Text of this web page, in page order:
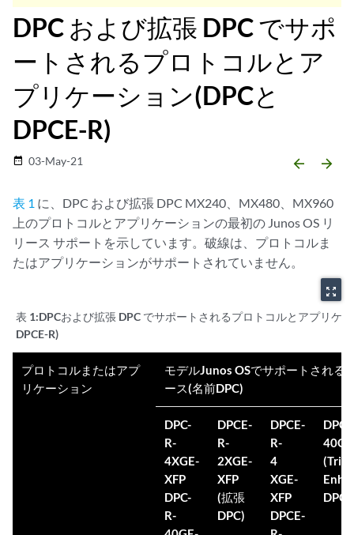
DPC および拡張 DPC でサポ
ートされるプロトコルとア
プリケーション(DPCと
DPCE-R)
date_range 03-May-21 arrow_backward arrow_forward
表 1 に、DPC および拡張 DPC MX240、MX480、MX960
上のプロトコルとアプリケーションの最初の Junos OS リ
リース サポートを示しています。破線は、プロトコルま
たはアプリケーションがサポートされていません。
zoom_out_map
表 1:DPCおよび拡張 DPC でサポートされるプロトコルとアプリケ
DPCE-R)
プロトコルまたはアプ
リケーション
モデルJunos OSでサポートされる
ース(名前DPC)
DPC-
R-
4XGE-
XFP
DPC-
R-
DPCE-
R-
2XGE-
XFP
(拡張
DPC)
DPCE-
R-
4
XGE-
XFP
DPCE-
(Tri-
DPC)